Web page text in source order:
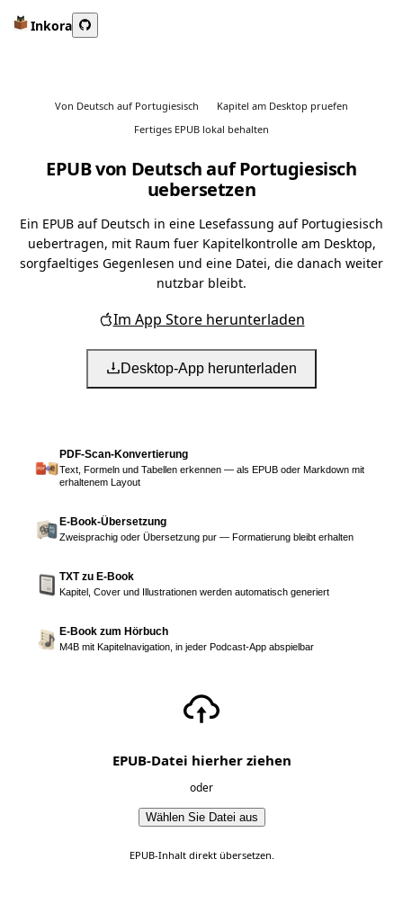
Inkora
Von Deutsch auf Portugiesisch
Kapitel am Desktop pruefen
Fertiges EPUB lokal behalten
EPUB von Deutsch auf Portugiesisch
uebersetzen
Ein EPUB auf Deutsch in eine Lesefassung auf Portugiesisch
uebertragen, mit Raum fuer Kapitelkontrolle am Desktop,
sorgfaeltiges Gegenlesen und eine Datei, die danach weiter
nutzbar bleibt.
Im App Store herunterladen
Desktop-App herunterladen
PDF-Scan-Konvertierung
Text, Formeln und Tabellen erkennen — als EPUB oder Markdown mit
erhaltenem Layout
E-Book-Übersetzung
Zweisprachig oder Übersetzung pur — Formatierung bleibt erhalten
TXT zu E-Book
Kapitel, Cover und Illustrationen werden automatisch generiert
E-Book zum Hörbuch
M4B mit Kapitelnavigation, in jeder Podcast-App abspielbar
EPUB-Datei hierher ziehen
oder
Wählen Sie Datei aus
EPUB-Inhalt direkt übersetzen.